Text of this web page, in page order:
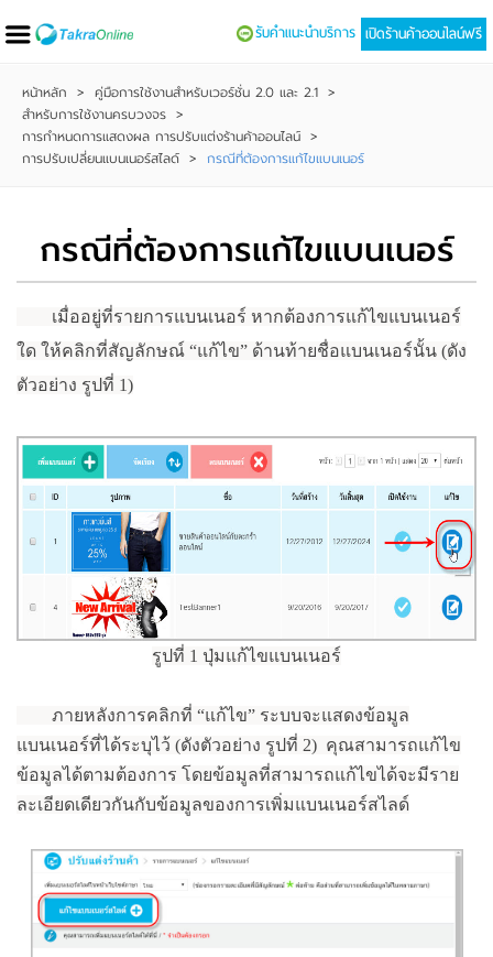
เปิดร้านค้าออนไลน์ฟรี
รับคำแนะนำบริการ
หน้าหลัก > คู่มือการใช้งานสำหรับเวอร์ชั่น 2.0 และ 2.1 >
สำหรับการใช้งานครบวงจร >
การกำหนดการแสดงผล การปรับแต่งร้านค้าออนไลน์ >
การปรับเปลี่ยนแบนเนอร์สไลด์ > กรณีที่ต้องการแก้ไขแบนเนอร์
กรณีที่ต้องการแก้ไขแบนเนอร์
เมื่ออยู่ที่รายการแบนเนอร์ หากต้องการแก้ไขแบนเนอร์
ใด ให้คลิกที่สัญลักษณ์ “แก้ไข” ด้านท้ายชื่อแบนเนอร์นั้น (ดัง
ตัวอย่าง รูปที่ 1)
รูปที่ 1 ปุ่มแก้ไขแบนเนอร์
ภายหลังการคลิกที่ “แก้ไข” ระบบจะแสดงข้อมูล
แบนเนอร์ที่ได้ระบุไว้ (ดังตัวอย่าง รูปที่ 2) คุณสามารถแก้ไข
ข้อมูลได้ตามต้องการ โดยข้อมูลที่สามารถแก้ไขได้จะมีราย
ละเอียดเดียวกันกับข้อมูลของการเพิ่มแบนเนอร์สไลด์